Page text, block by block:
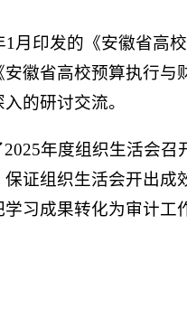
月印发的《安徽省高
徽省高校预算执行与
的研讨交流。
年度组织生活会
证组织生活会开出成
习成果转化为审计工